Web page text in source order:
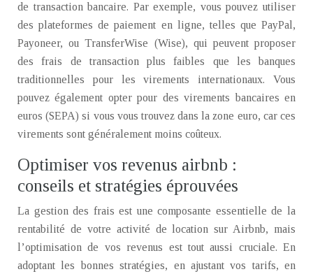
de transaction bancaire. Par exemple, vous pouvez utiliser
des plateformes de paiement en ligne, telles que PayPal,
Payoneer, ou TransferWise (Wise), qui peuvent proposer
des frais de transaction plus faibles que les banques
traditionnelles pour les virements internationaux. Vous
pouvez également opter pour des virements bancaires en
euros (SEPA) si vous vous trouvez dans la zone euro, car ces
virements sont généralement moins coûteux.
Optimiser vos revenus airbnb :
conseils et stratégies éprouvées
La gestion des frais est une composante essentielle de la
rentabilité de votre activité de location sur Airbnb, mais
l’optimisation de vos revenus est tout aussi cruciale. En
adoptant les bonnes stratégies, en ajustant vos tarifs, en